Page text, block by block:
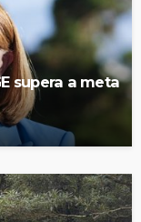
supera a meta